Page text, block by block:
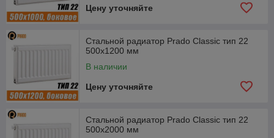
Цену уточняйте
Стальной радиатор Prado Classic тип 22
500x1200 мм
В наличии
Цену уточняйте
Стальной радиатор Prado Classic тип 22
500x2000 мм